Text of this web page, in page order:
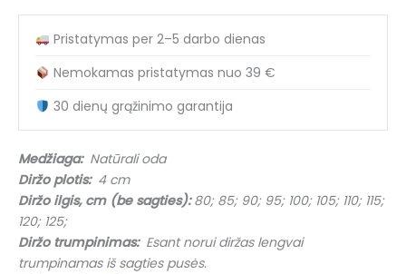
odinis
moteriškas
diržas
M40004/2
White
(4
cm)
Pristatymas per 2–5 darbo dienas
Nemokamas pristatymas nuo 39 €
30 dienų grąžinimo garantija
Medžiaga: Natūrali oda
Diržo plotis:4 cm
Diržo ilgis, cm (be sagties):80; 85; 90; 95; 100; 105; 110; 115;
120; 125;
Diržo trumpinimas:Esant norui diržas lengvai
trumpinamas iš sagties pusės.